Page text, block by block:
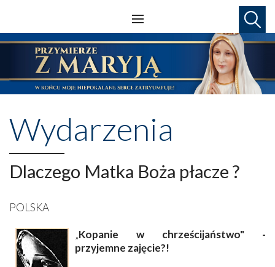
Wydarzenia
Dlaczego Matka Boża płacze ?
POLSKA
„Kopanie w chrześcijaństwo" -
przyjemne zajęcie?!